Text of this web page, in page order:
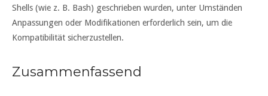
Shells (wie z. B. Bash) geschrieben wurden, unter Umständen
Anpassungen oder Modifikationen erforderlich sein, um die
Kompatibilität sicherzustellen.
Zusammenfassend